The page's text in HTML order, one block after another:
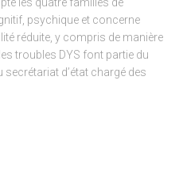
psychique et concerne
réduite, y compris de manière
troubles DYS font partie du
d’état chargé des